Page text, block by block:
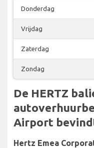
Donderdag
Vrijdag
Zaterdag
Zondag
De HERTZ
Airport
Hertz Emea